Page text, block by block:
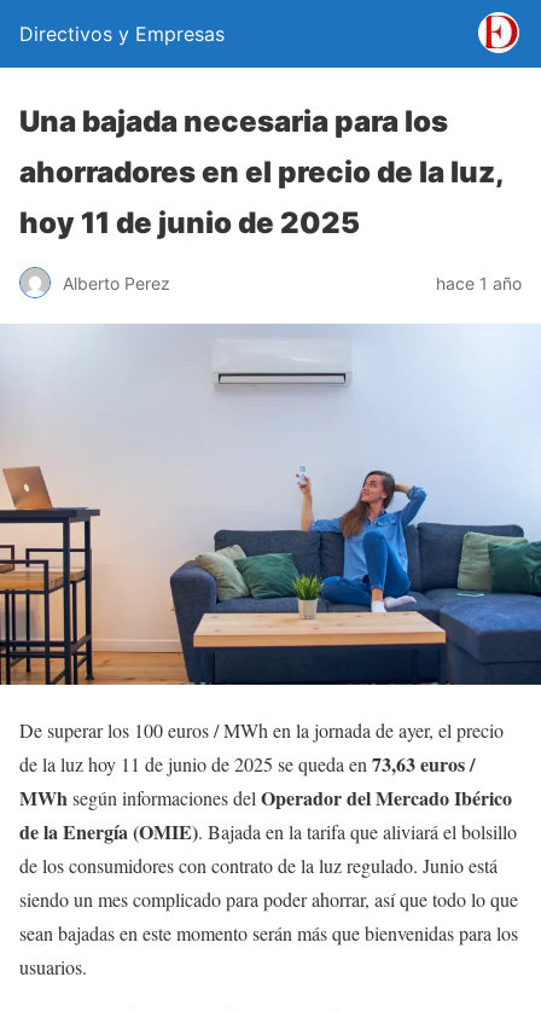
Directivos y Empresas
Una bajada necesaria para los
ahorradores en el precio de la luz,
hoy 11 de junio de 2025
Alberto Perez hace 1 año
De superar los 100 euros / MWh en la jornada de ayer, el precio
de la luz hoy 11 de junio de 2025 se queda en 73,63 euros /
MWhsegún informaciones del Operador del Mercado Ibérico
de la Energía (OMIE). Bajada en la tarifa que aliviará el bolsillo
de los consumidores con contrato de la luz regulado. Junio está
siendo un mes complicado para poder ahorrar, así que todo lo que
sean bajadas en este momento serán más que bienvenidas para los
usuarios.